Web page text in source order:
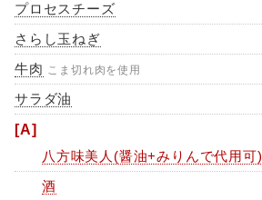
プロセスチーズ
さらし玉ねぎ
牛肉 こま切れ肉を使用
サラダ油
[A]
八方味美人(醤油+みりんで代用可)
酒